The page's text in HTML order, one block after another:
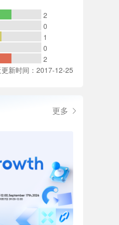
2
0
1
0
2
新时间：2017-12-25
更多